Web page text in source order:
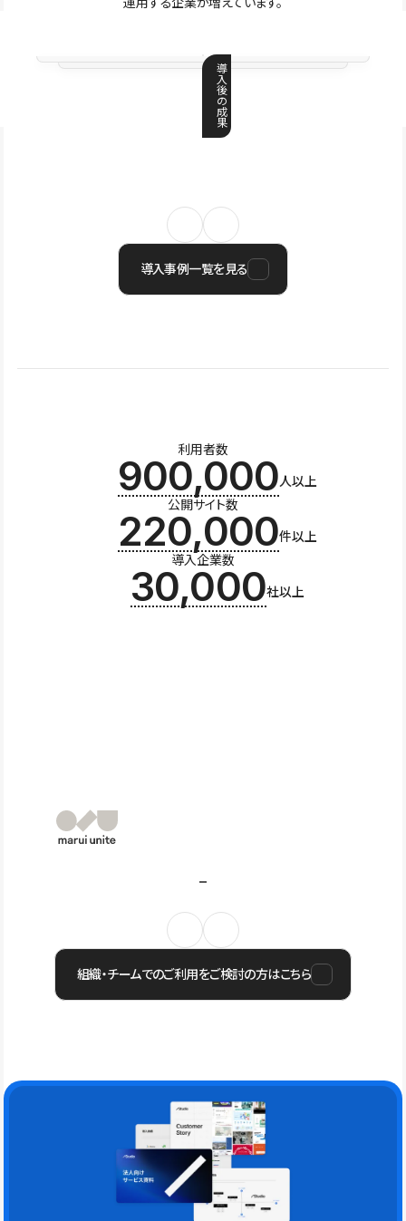
導
入
後
の
成
果
導入事例一覧を見る
利用者数
900,000人以上
公開サイト数
220,000件以上
導入企業数
30,000社以上
組織・チームでのご利用をご検討の方はこちら